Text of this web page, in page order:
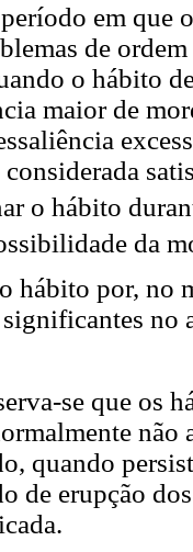
em que
de
o hábito
maior de
o hábito
da
hábito por, no
no
se que os
não
quando
de erupção